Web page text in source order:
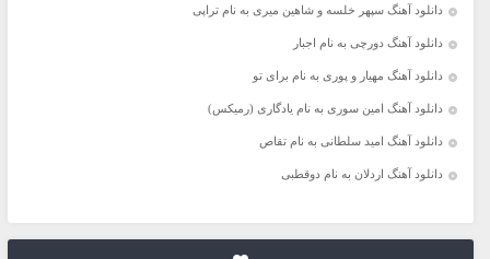
دانلود آهنگ سپهر خلسه و شاهین میری به نام تراپی
دانلود آهنگ دورچی به نام اجبار
دانلود آهنگ مهیار و پوری به نام برای تو
دانلود آهنگ امین سوری به نام یادگاری (رمیکس)
دانلود آهنگ امید سلطانی به نام تقاص
دانلود آهنگ اردلان به نام دوقطبی